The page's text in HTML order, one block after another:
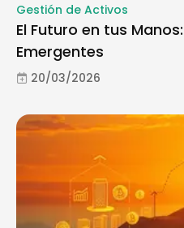
Gestión de Activos
El Futuro en tus
Emergentes
20/03/2026